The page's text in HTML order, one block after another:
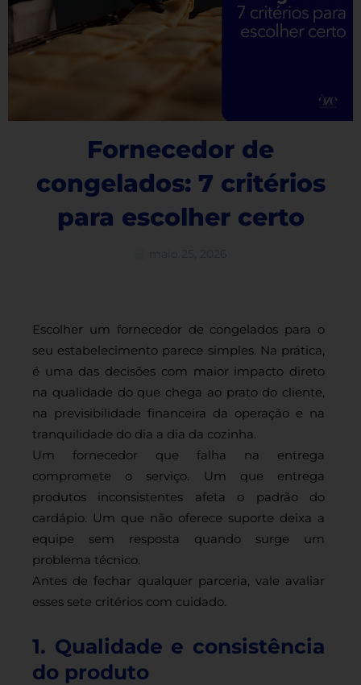
Fornecedor de
congelados: 7 critérios
para escolher certo
Escolher um fornecedor de congelados para o
seu estabelecimento parece simples. Na prática,
é uma das decisões com maior impacto direto
na qualidade do que chega ao prato do cliente,
na previsibilidade financeira da operação e na
tranquilidade do dia a dia da cozinha.
Um fornecedor que falha na entrega
compromete o serviço. Um que entrega
produtos inconsistentes afeta o padrão do
cardápio. Um que não oferece suporte deixa a
equipe sem resposta quando surge um
problema técnico.
Antes de fechar qualquer parceria, vale avaliar
esses sete critérios com cuidado.
1. Qualidade e consistência
do produto